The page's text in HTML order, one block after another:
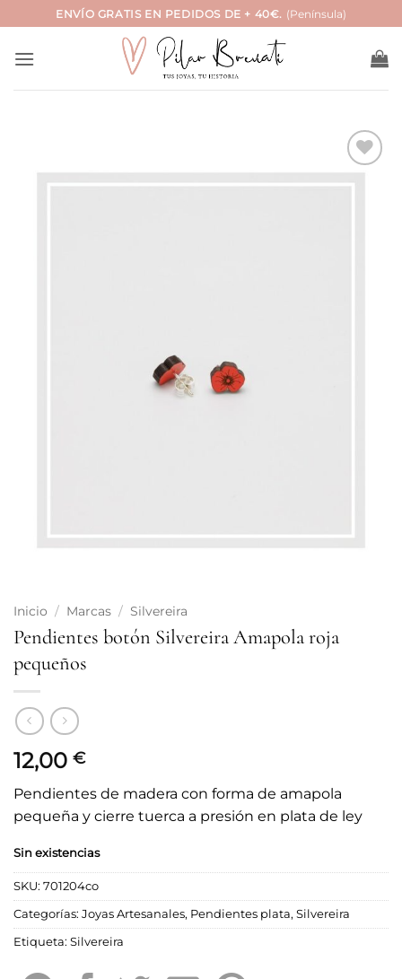
al
contenido
ENVÍO GRATIS EN PEDIDOS DE + 40€. (Península)
Añadir
Inicio / Marcas / Silvereira
Pendientes botón Silvereira Amapola roja
pequeños
12,00 €
Pendientes de madera con forma de amapola
pequeña y cierre tuerca a presión en plata de ley
Sin existencias
SKU: 701204co
Categorías: Joyas Artesanales, Pendientes plata, Silvereira
Etiqueta: Silvereira